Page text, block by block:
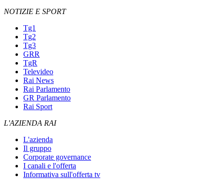
NOTIZIE E SPORT
Tg1
Tg2
Tg3
GRR
TgR
Televideo
Rai News
Rai Parlamento
GR Parlamento
Rai Sport
L'AZIENDA RAI
L'azienda
Il gruppo
Corporate governance
I canali e l'offerta
Informativa sull'offerta tv